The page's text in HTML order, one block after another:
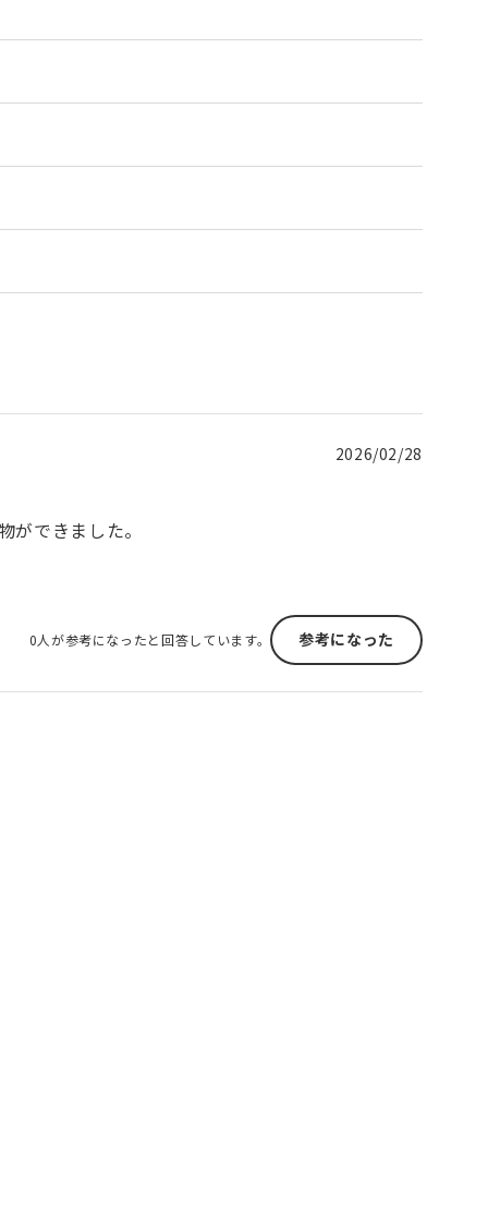
2026/02/28
できました。
0人が参考になったと回答しています。 参考になった